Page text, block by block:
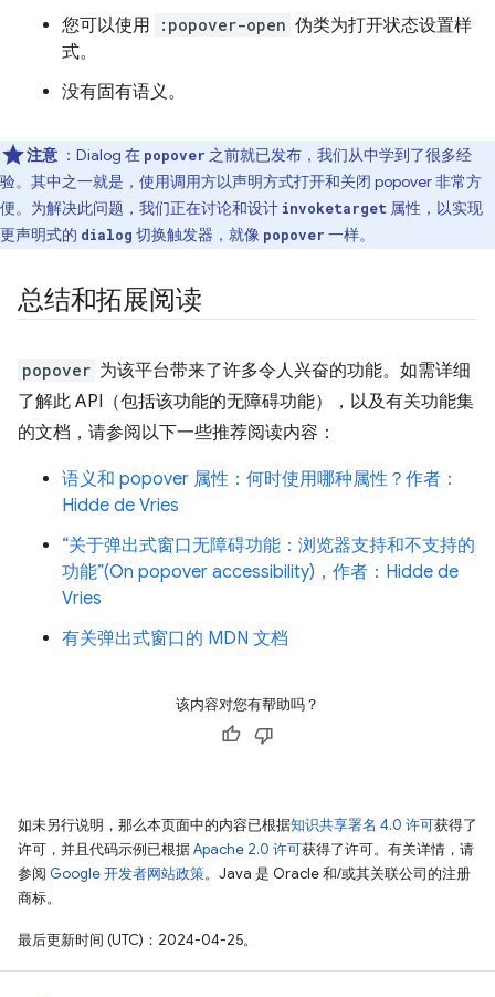
您可以使用
:popover-open 伪类为打开状态设置样
式。
没有固有语义。
注意 ：Dialog 在 popover 之前就已发布，我们从中学到了很多经
验。其中之一就是，使用调用方以声明方式打开和关闭 popover 非常方
便。为解决此问题，我们正在讨论和设计 invoketarget 属性，以实现
更声明式的 dialog 切换触发器，就像 popover 一样。
总结和拓展阅读
popover 为该平台带来了许多令人兴奋的功能。如需详细
了解此 API（包括该功能的无障碍功能），以及有关功能集
的文档，请参阅以下一些推荐阅读内容：
语义和 popover 属性：何时使用哪种属性？作者：
Hidde de Vries
“关于弹出式窗口无障碍功能：浏览器支持和不支持的
功能”(On popover accessibility)，作者：Hidde de
Vries
有关弹出式窗口的 MDN 文档
该内容对您有帮助吗？
如未另行说明，那么本页面中的内容已根据知识共享署名 4.0 许可获得了
许可，并且代码示例已根据Apache 2.0 许可获得了许可。有关详情，请
参阅 Google 开发者网站政策。Java 是 Oracle 和/或其关联公司的注册
商标。
最后更新时间 (UTC)：2024-04-25。